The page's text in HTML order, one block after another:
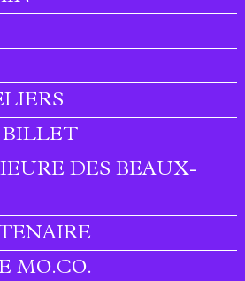
BILLET
DES BEAUX-
MO.CO.